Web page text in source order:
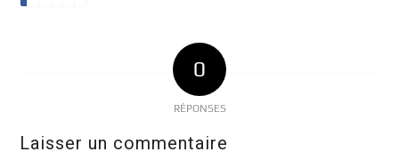
0
RÉPONSES
Laisser un commentaire